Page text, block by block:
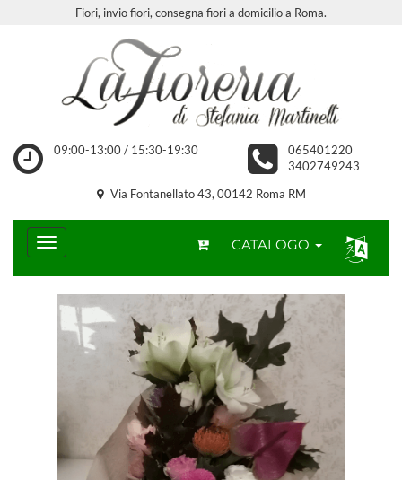
Fiori, invio fiori, consegna fiori a domicilio a Roma.
09:00-13:00 / 15:30-19:30
065401220
3402749243
Via Fontanellato 43, 00142 Roma RM
CATALOGO